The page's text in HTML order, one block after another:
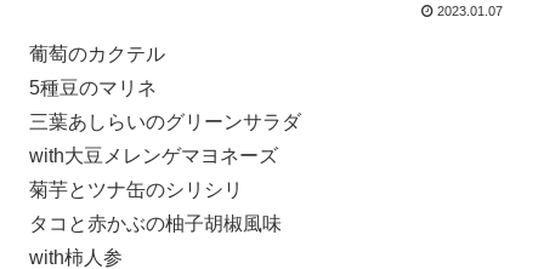
2023.01.07
葡萄のカクテル
5種豆のマリネ
三葉あしらいのグリーンサラダ
with大豆メレンゲマヨネーズ
菊芋とツナ缶のシリシリ
タコと赤かぶの柚子胡椒風味
with柿人参